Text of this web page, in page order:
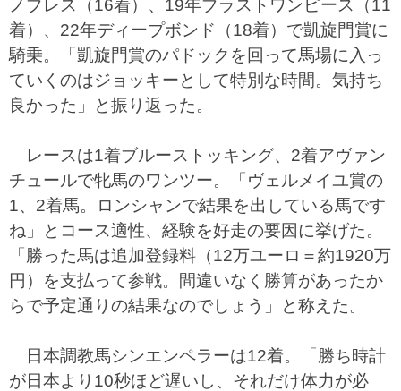
ノブレス（16着）、19年ブラストワンピース（11
着）、22年ディープボンド（18着）で凱旋門賞に
騎乗。「凱旋門賞のパドックを回って馬場に入っ
ていくのはジョッキーとして特別な時間。気持ち
良かった」と振り返った。
レースは1着ブルーストッキング、2着アヴァン
チュールで牝馬のワンツー。「ヴェルメイユ賞の
1、2着馬。ロンシャンで結果を出している馬です
ね」とコース適性、経験を好走の要因に挙げた。
「勝った馬は追加登録料（12万ユーロ＝約1920万
円）を支払って参戦。間違いなく勝算があったか
らで予定通りの結果なのでしょう」と称えた。
日本調教馬シンエンペラーは12着。「勝ち時計
が日本より10秒ほど遅いし、それだけ体力が必